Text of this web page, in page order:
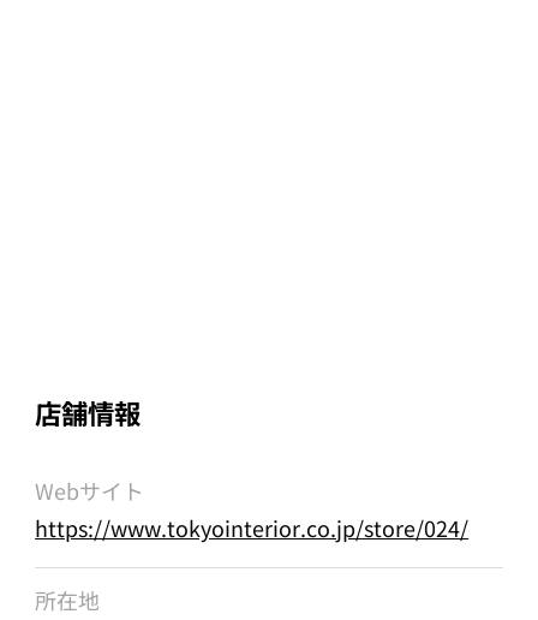
店舗情報
Webサイト
https://www.tokyointerior.co.jp/store/024/
所在地